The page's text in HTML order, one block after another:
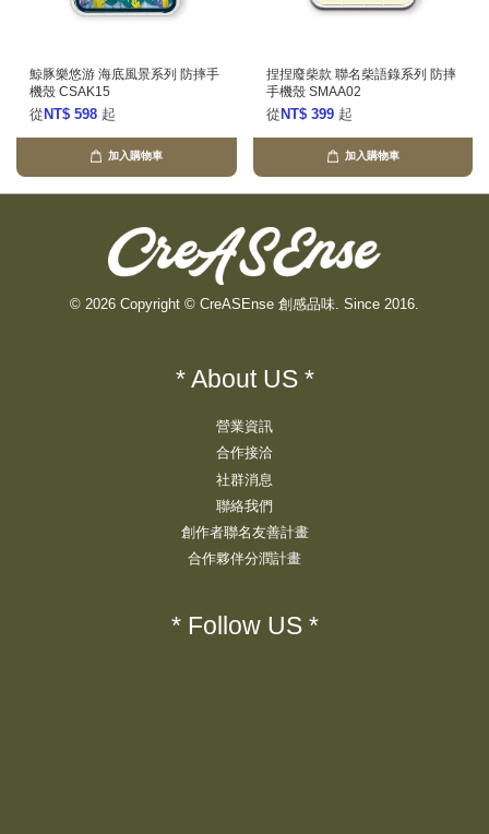
鯨豚樂悠游 海底風景系列 防摔手
機殼 CSAK15
從 NT$ 598 起
加入購物車
捏捏廢柴款 聯名柴語錄系列 防摔
手機殼 SMAA02
從 NT$ 399 起
加入購物車
© 2026 Copyright © CreASEnse 創感品味. Since 2016.
* About US *
營業資訊
合作接洽
社群消息
聯絡我們
創作者聯名友善計畫
合作夥伴分潤計畫
* Follow US *